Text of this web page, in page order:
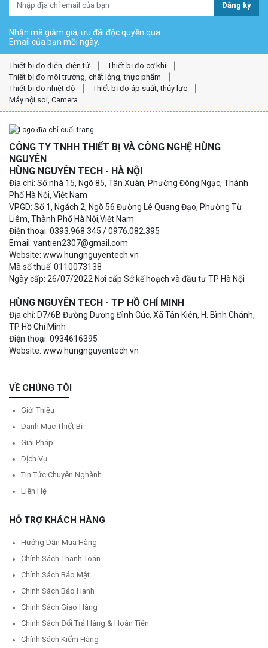
Đăng ký
Nhận mã giảm giá, ưu đãi độc quyền qua
Email của bạn mỗi ngày.
Thiết bị đo điện, điện tử
Thiết bị đo cơ khí
Thiết bị đo môi trường, chất lỏng, thực phẩm
Thiết bị đo nhiệt độ
Thiết bị đo áp suất, thủy lực
Máy nội soi, Camera
CÔNG TY TNHH THIẾT BỊ VÀ CÔNG NGHỆ HÙNG
NGUYÊN
HÙNG NGUYÊN TECH - HÀ NỘI
Địa chỉ: Số nhà 15, Ngõ 85, Tân Xuân, Phường Đông Ngạc, Thành
Phố Hà Nội, Việt Nam
VPGD: Số 1, Ngách 2, Ngõ 56 Đường Lê Quang Đạo, Phường Từ
Liêm, Thành Phố Hà Nội,Việt Nam
Điện thoại: 0393.968.345 / 0976.082.395
Email: vantien2307@gmail.com
Website: www.hungnguyentech.vn
Mã số thuế: 0110073138
Ngày cấp: 26/07/2022 Nơi cấp Sở kế hoạch và đầu tư TP Hà Nội
HÙNG NGUYÊN TECH - TP HỒ CHÍ MINH
Địa chỉ: D7/6B Đường Dương Đình Cúc, Xã Tân Kiên, H. Bình Chánh,
TP Hồ Chí Minh
Điện thoại: 0934616395
Website: www.hungnguyentech.vn
VỀ CHÚNG TÔI
Giới Thiệu
Danh Mục Thiết Bị
Giải Pháp
Dịch Vụ
Tin Tức Chuyên Nghành
Liên Hệ
HỖ TRỢ KHÁCH HÀNG
Hướng Dẫn Mua Hàng
Chính Sách Thanh Toán
Chính Sách Bảo Mật
Chính Sách Bảo Hành
Chính Sách Giao Hàng
Chính Sách Đổi Trả Hàng & Hoàn Tiền
Chính Sách Kiểm Hàng